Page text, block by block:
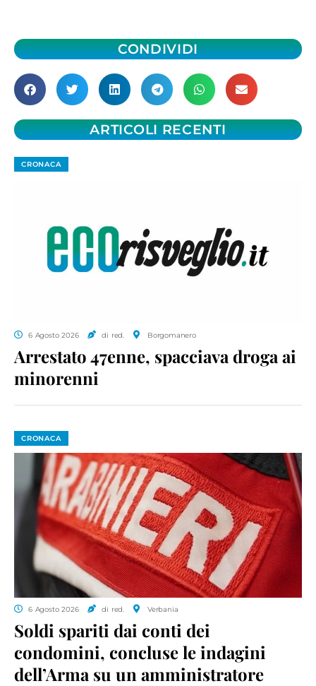
CONDIVIDI
ARTICOLI RECENTI
CRONACA
6 Agosto 2026 di red. Borgomanero
Arrestato 47enne, spacciava droga ai
minorenni
CRONACA
6 Agosto 2026 di red. Verbania
Soldi spariti dai conti dei
condomini, concluse le indagini
dell’Arma su un amministratore